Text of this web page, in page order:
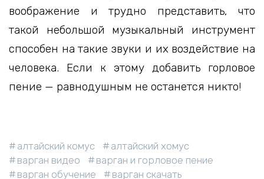
воображение и трудно представить, что
такой небольшой музыкальный инструмент
способен на такие звуки и их воздействие на
человека. Если к этому добавить горловое
пение — равнодушным не останется никто!
алтайский комус
алтайский хомус
варган видео
варган и горловое пение
варган обучение
варган скачать